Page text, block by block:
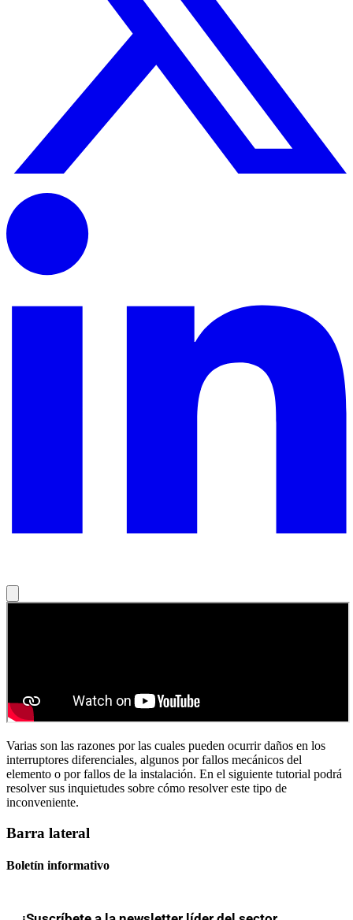
Varias son las razones por las cuales pueden ocurrir daños en los
interruptores diferenciales, algunos por fallos mecánicos del
elemento o por fallos de la instalación. En el siguiente tutorial podrá
resolver sus inquietudes sobre cómo resolver este tipo de
inconveniente.
Barra lateral
Boletín informativo